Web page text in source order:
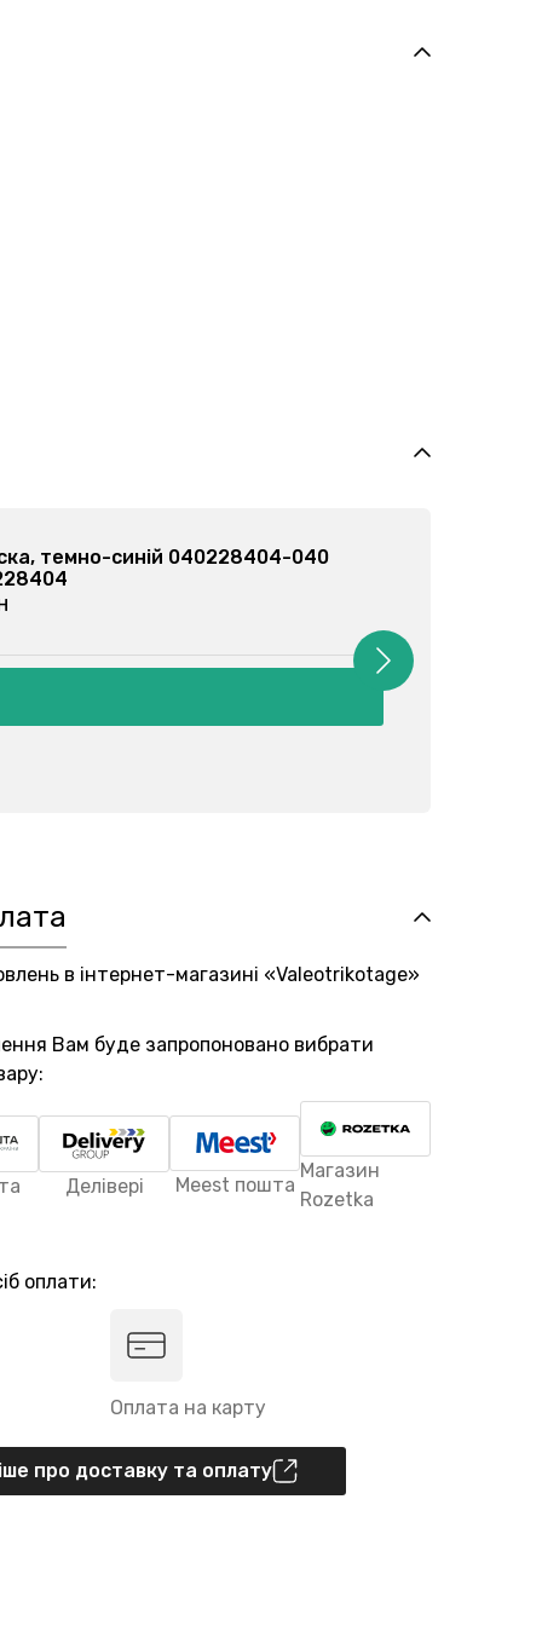
ментоловий 040228115-037
в інтернет-магазині «Valeotrikotage»
Вам буде запропоновано вибрати
Делівері Meest пошта
Магазин
Rozetka
оплати:
Оплата на карту
про доставку та оплату